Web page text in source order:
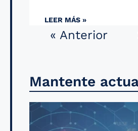
LEER MÁS »
« Anterior
Mantente